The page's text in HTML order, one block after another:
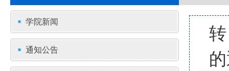
学院新闻
通知公告